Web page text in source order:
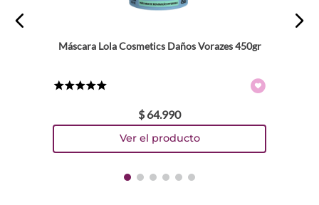
Máscara Lola Cosmetics Daños Vorazes 450gr
$ 64.990